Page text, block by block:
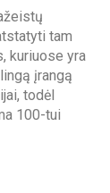
tam
kuriuose yra
įrangą
todėl
100-tui